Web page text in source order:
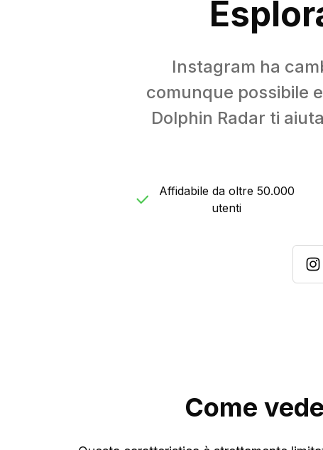
Instagram ha
comunque possibile
Dolphin Radar ti
Affidabile da oltre 50.000
utenti
Come